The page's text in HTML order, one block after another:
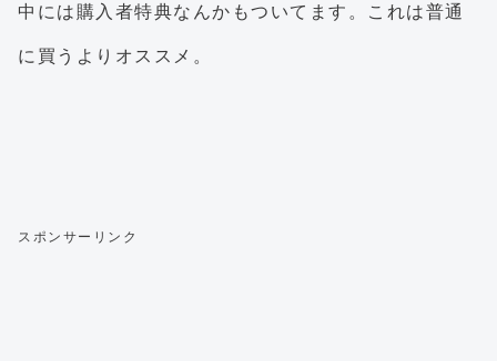
中には購入者特典なんかもついてます。これは普通
に買うよりオススメ。
スポンサーリンク